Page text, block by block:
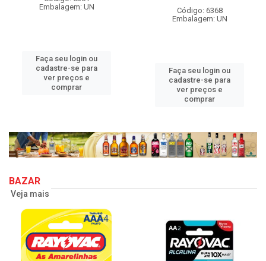
Embalagem: UN
Faça seu login ou
cadastre-se para
ver preços e
comprar
Código: 6368
Embalagem: UN
Faça seu login ou
cadastre-se para
ver preços e
comprar
BAZAR
Veja mais